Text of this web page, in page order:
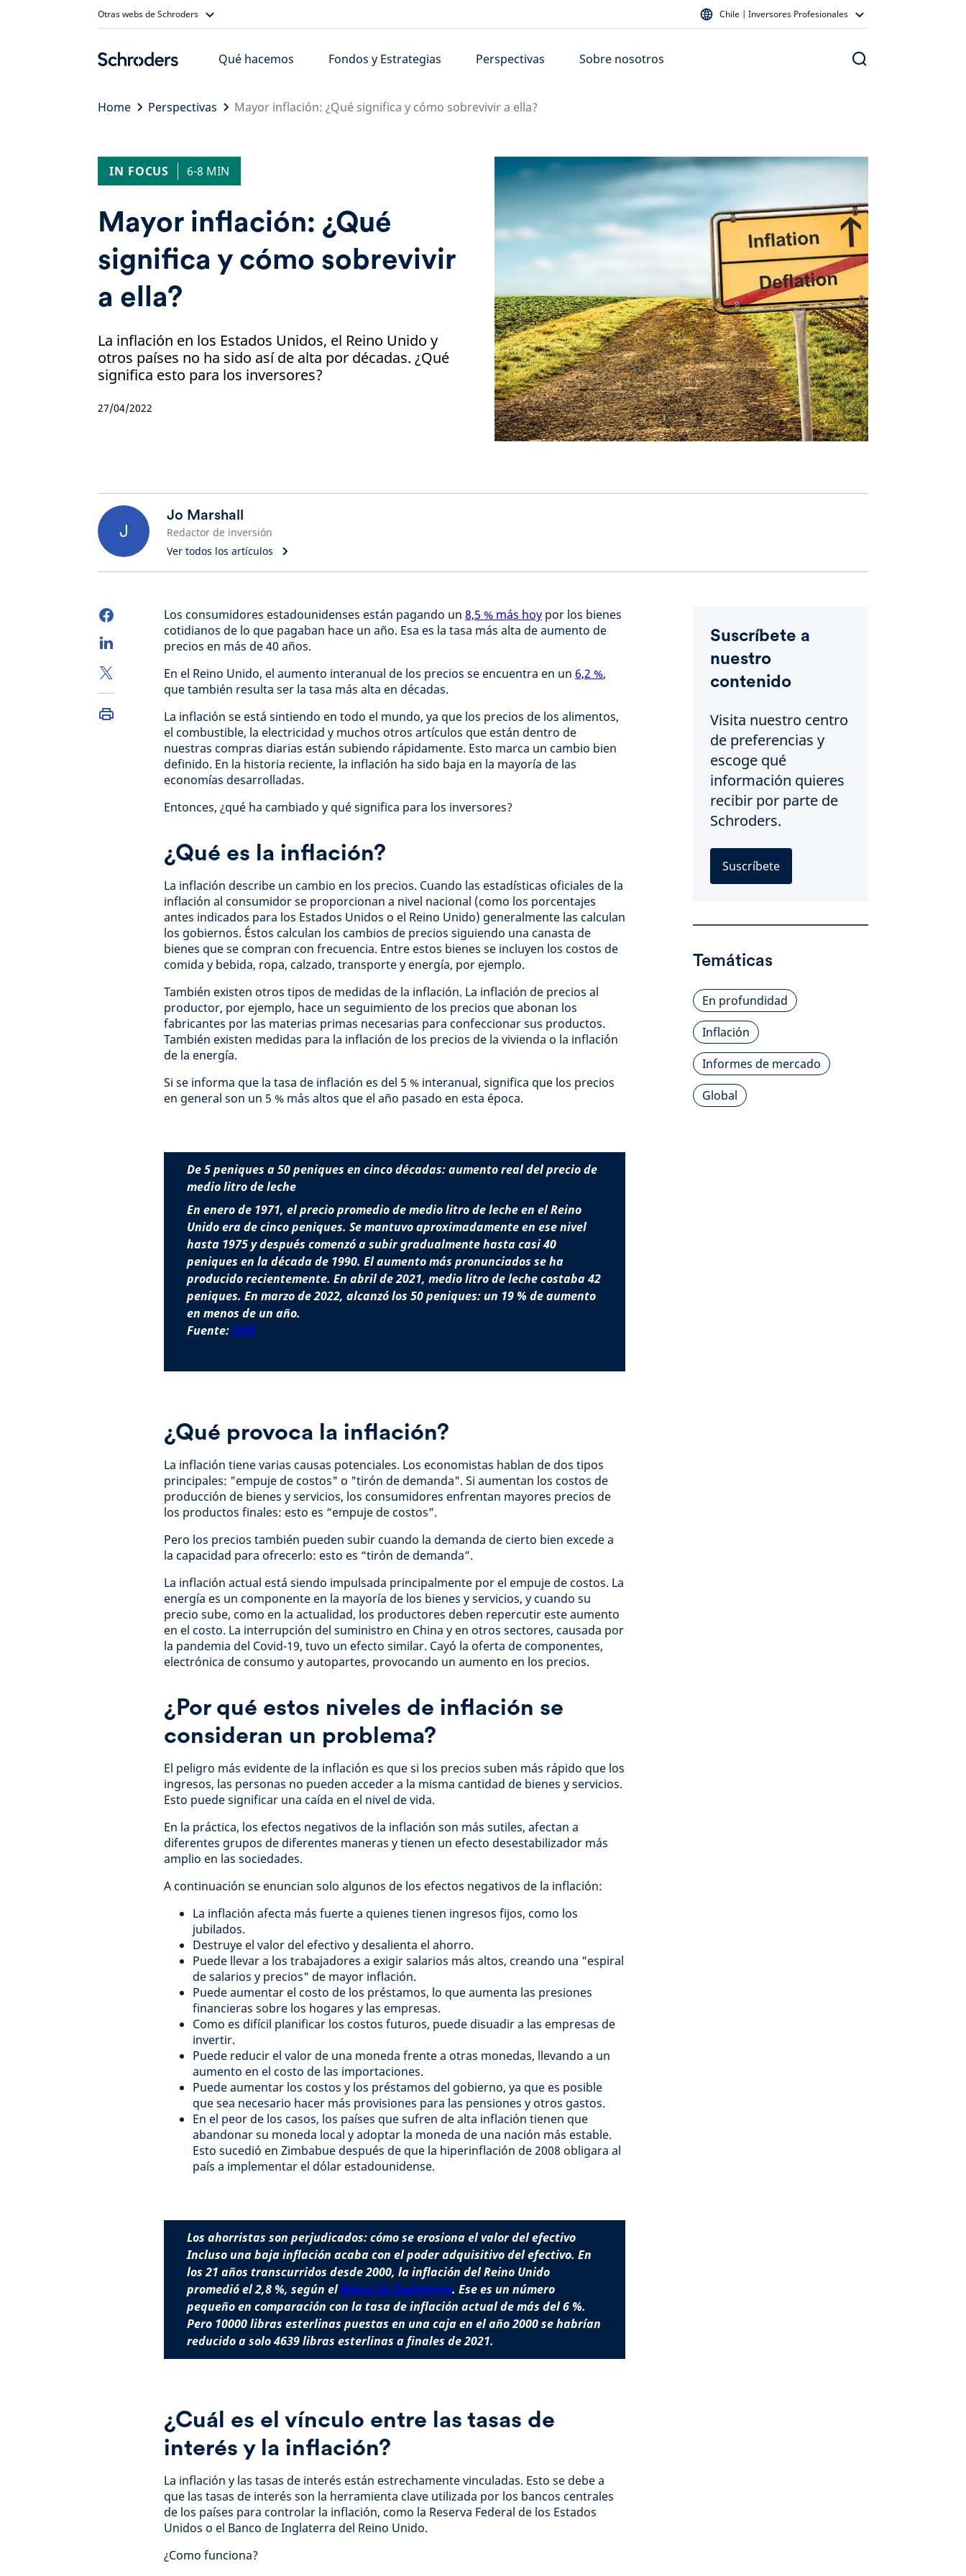
Otras webs de Schroders Chile | Inversores Profesionales
Qué hacemos Fondos y Estrategias Perspectivas Sobre nosotros
Home Perspectivas Mayor inflación: ¿Qué significa y cómo sobrevivir a ella?
IN FOCUS 6-8 MIN
Mayor inflación: ¿Qué
significa y cómo sobrevivir
a ella?
La inflación en los Estados Unidos, el Reino Unido y
otros países no ha sido así de alta por décadas. ¿Qué
significa esto para los inversores?
27/04/2022
J
Jo Marshall
Redactor de inversión
Ver todos los artículos
Los consumidores estadounidenses están pagando un 8,5 % más hoy por los bienes
cotidianos de lo que pagaban hace un año. Esa es la tasa más alta de aumento de
precios en más de 40 años.
En el Reino Unido, el aumento interanual de los precios se encuentra en un 6,2 %,
que también resulta ser la tasa más alta en décadas.
La inflación se está sintiendo en todo el mundo, ya que los precios de los alimentos,
el combustible, la electricidad y muchos otros artículos que están dentro de
nuestras compras diarias están subiendo rápidamente. Esto marca un cambio bien
definido. En la historia reciente, la inflación ha sido baja en la mayoría de las
economías desarrolladas.
Entonces, ¿qué ha cambiado y qué significa para los inversores?
¿Qué es la inflación?
La inflación describe un cambio en los precios. Cuando las estadísticas oficiales de la
inflación al consumidor se proporcionan a nivel nacional (como los porcentajes
antes indicados para los Estados Unidos o el Reino Unido) generalmente las calculan
los gobiernos. Éstos calculan los cambios de precios siguiendo una canasta de
bienes que se compran con frecuencia. Entre estos bienes se incluyen los costos de
comida y bebida, ropa, calzado, transporte y energía, por ejemplo.
También existen otros tipos de medidas de la inflación. La inflación de precios al
productor, por ejemplo, hace un seguimiento de los precios que abonan los
fabricantes por las materias primas necesarias para confeccionar sus productos.
También existen medidas para la inflación de los precios de la vivienda o la inflación
de la energía.
Si se informa que la tasa de inflación es del 5 % interanual, significa que los precios
en general son un 5 % más altos que el año pasado en esta época.
De 5 peniques a 50 peniques en cinco décadas: aumento real del precio de
medio litro de leche
En enero de 1971, el precio promedio de medio litro de leche en el Reino
Unido era de cinco peniques. Se mantuvo aproximadamente en ese nivel
hasta 1975 y después comenzó a subir gradualmente hasta casi 40
peniques en la década de 1990. El aumento más pronunciados se ha
producido recientemente. En abril de 2021, medio litro de leche costaba 42
peniques. En marzo de 2022, alcanzó los 50 peniques: un 19 % de aumento
en menos de un año.
Fuente: ONS
¿Qué provoca la inflación?
La inflación tiene varias causas potenciales. Los economistas hablan de dos tipos
principales: "empuje de costos" o "tirón de demanda". Si aumentan los costos de
producción de bienes y servicios, los consumidores enfrentan mayores precios de
los productos finales: esto es “empuje de costos”.
Pero los precios también pueden subir cuando la demanda de cierto bien excede a
la capacidad para ofrecerlo: esto es “tirón de demanda”.
La inflación actual está siendo impulsada principalmente por el empuje de costos. La
energía es un componente en la mayoría de los bienes y servicios, y cuando su
precio sube, como en la actualidad, los productores deben repercutir este aumento
en el costo. La interrupción del suministro en China y en otros sectores, causada por
la pandemia del Covid-19, tuvo un efecto similar. Cayó la oferta de componentes,
electrónica de consumo y autopartes, provocando un aumento en los precios.
¿Por qué estos niveles de inflación se
consideran un problema?
El peligro más evidente de la inflación es que si los precios suben más rápido que los
ingresos, las personas no pueden acceder a la misma cantidad de bienes y servicios.
Esto puede significar una caída en el nivel de vida.
En la práctica, los efectos negativos de la inflación son más sutiles, afectan a
diferentes grupos de diferentes maneras y tienen un efecto desestabilizador más
amplio en las sociedades.
A continuación se enuncian solo algunos de los efectos negativos de la inflación:
La inflación afecta más fuerte a quienes tienen ingresos fijos, como los
jubilados.
Destruye el valor del efectivo y desalienta el ahorro.
Puede llevar a los trabajadores a exigir salarios más altos, creando una "espiral
de salarios y precios" de mayor inflación.
Puede aumentar el costo de los préstamos, lo que aumenta las presiones
financieras sobre los hogares y las empresas.
Como es difícil planificar los costos futuros, puede disuadir a las empresas de
invertir.
Puede reducir el valor de una moneda frente a otras monedas, llevando a un
aumento en el costo de las importaciones.
Puede aumentar los costos y los préstamos del gobierno, ya que es posible
que sea necesario hacer más provisiones para las pensiones y otros gastos.
En el peor de los casos, los países que sufren de alta inflación tienen que
abandonar su moneda local y adoptar la moneda de una nación más estable.
Esto sucedió en Zimbabue después de que la hiperinflación de 2008 obligara al
país a implementar el dólar estadounidense.
Los ahorristas son perjudicados: cómo se erosiona el valor del efectivo
Incluso una baja inflación acaba con el poder adquisitivo del efectivo. En
los 21 años transcurridos desde 2000, la inflación del Reino Unido
promedió el 2,8 %, según elBanco de Inglaterra. Ese es un número
pequeño en comparación con la tasa de inflación actual de más del 6 %.
Pero 10000 libras esterlinas puestas en una caja en el año 2000 se habrían
reducido a solo 4639 libras esterlinas a finales de 2021.
¿Cuál es el vínculo entre las tasas de
interés y la inflación?
La inflación y las tasas de interés están estrechamente vinculadas. Esto se debe a
que las tasas de interés son la herramienta clave utilizada por los bancos centrales
de los países para controlar la inflación, como la Reserva Federal de los Estados
Unidos o el Banco de Inglaterra del Reino Unido.
¿Como funciona?
Suscríbete a
nuestro
contenido
Visita nuestro centro
de preferencias y
escoge qué
información quieres
recibir por parte de
Schroders.
Suscríbete
Temáticas
En profundidad
Inflación
Informes de mercado
Global